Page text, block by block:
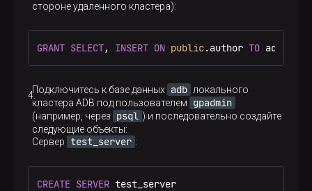
стороне удаленного кластера):
GRANT SELECT, INSERT ON public.author TO
Подключитесь к базе данных adb локального
кластера ADB под пользователем
gpadmin
(например, через psql ) и последовательно создайте
следующие объекты:
Сервер test_server :
CREATE SERVER